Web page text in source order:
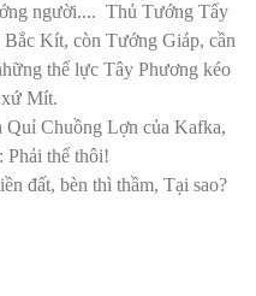
người.... Thủ Tướng Tẩy
Kít, còn Tướng Giáp, cần
thế lực Tây Phương kéo
xứ Mít.
Quỉ Chuồng Lợn của Kafka,
Phải thế thôi!
đất, bèn thì thầm, Tại sao?